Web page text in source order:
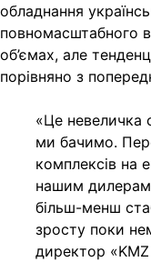
обладнання
повномасштабного
об’ємах, але
порівняно з
«Це невеличка
ми бачимо.
комплексів на
нашим
більш-менш
зросту поки
директор